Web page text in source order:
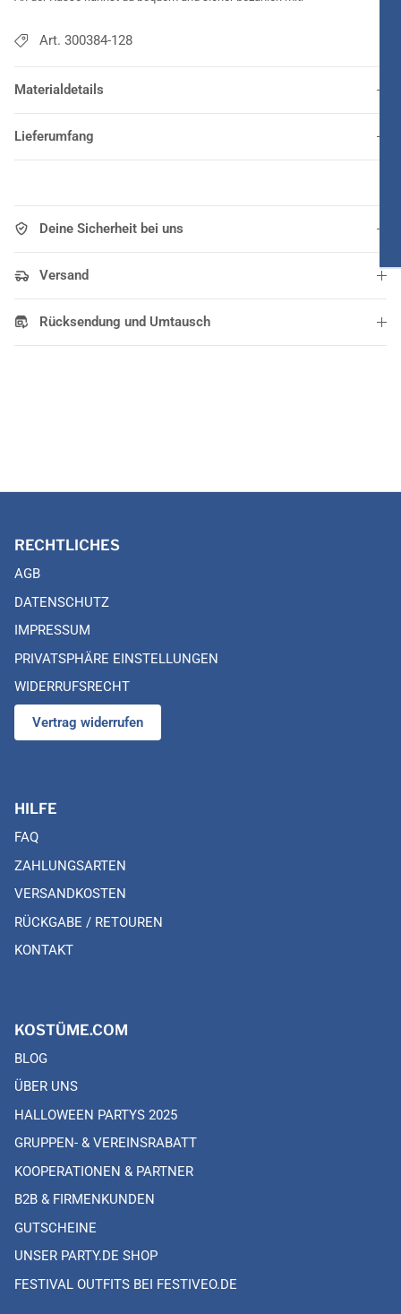
Art. 300384-128
Materialdetails
Lieferumfang
Deine Sicherheit bei uns
Versand
Rücksendung und Umtausch
RECHTLICHES
AGB
DATENSCHUTZ
IMPRESSUM
PRIVATSPHÄRE EINSTELLUNGEN
WIDERRUFSRECHT
Vertrag widerrufen
HILFE
FAQ
ZAHLUNGSARTEN
VERSANDKOSTEN
RÜCKGABE / RETOUREN
KONTAKT
KOSTÜME.COM
BLOG
ÜBER UNS
HALLOWEEN PARTYS 2025
GRUPPEN- & VEREINSRABATT
KOOPERATIONEN & PARTNER
B2B & FIRMENKUNDEN
GUTSCHEINE
UNSER PARTY.DE SHOP
FESTIVAL OUTFITS BEI FESTIVEO.DE